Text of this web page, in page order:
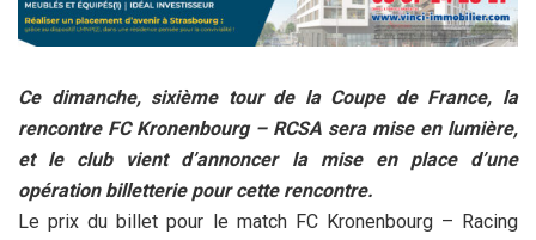
Ce dimanche, sixième tour de la Coupe de France, la
rencontre FC Kronenbourg – RCSA sera mise en lumière,
et le club vient d’annoncer la mise en place d’une
opération billetterie pour cette rencontre.
Le prix du billet pour le match FC Kronenbourg – Racing